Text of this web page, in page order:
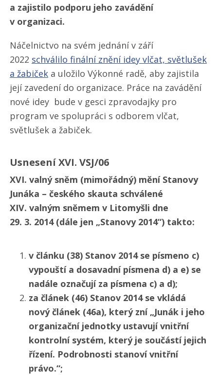
a zajistilo podporu jeho zavádění
v organizaci.
Náčelnictvo na svém jednání v září
2022 schválilo finální znění idey vlčat, světlušek
a žabiček a uložilo Výkonné radě, aby zajistila
její zavedení do organizace. Práce na zavádění
nové idey bude v gesci zpravodajky pro
program ve spolupráci s odborem vlčat,
světlušek a žabiček.
Usnesení XVI. VSJ/​06
XVI. valný sněm (mimořádný) mění Stanovy
Junáka – českého skauta schválené
XIV. valným sněmem v Litomyšli dne
29. 3. 2014 (dále jen „Stanovy 2014“) takto:
v článku (38) Stanov 2014 se písmeno c)
vypouští a dosavadní písmena d) a e) se
nadále označují za písmena c) a d);
za článek (46) Stanov 2014 se vkládá
nový článek (46a), který zní „Junák i jeho
organizační jednotky ustavují vnitřní
kontrolní systém, který je součástí jejich
řízení. Podrobnosti stanoví vnitřní
právo.“;